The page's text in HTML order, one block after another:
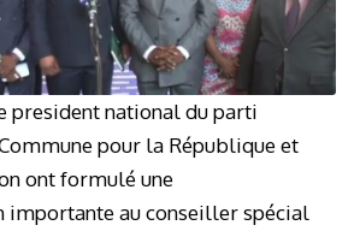
president national du parti
pour la République et
ont formulé une
importante au conseiller spécial